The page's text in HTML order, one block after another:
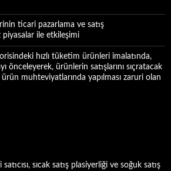
ticari pazarlama ve satış
piyasalar ile etkileşimi
hızlı tüketim ürünleri imalatında,
önceleyerek, ürünlerin satışlarını sıçratacak
muhteviyatlarında yapılması zaruri olan
sıcak satış plasiyerliği ve soğuk satış